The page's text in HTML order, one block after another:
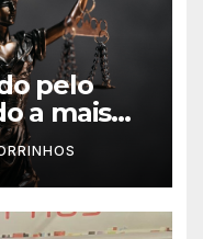
pelo
a mais
em caso